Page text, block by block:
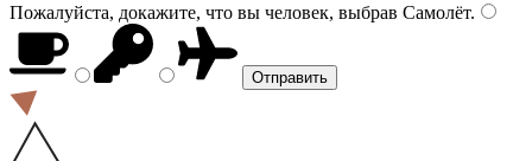
Пожалуйста, докажите, что вы человек, выбрав Самолёт.